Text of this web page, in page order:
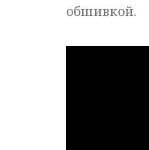
обшивкой.